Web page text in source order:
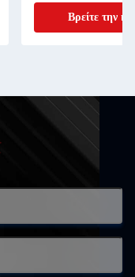
Βρείτε την